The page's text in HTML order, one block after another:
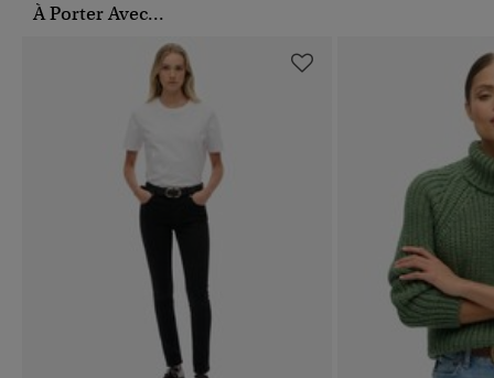
À Porter Avec...